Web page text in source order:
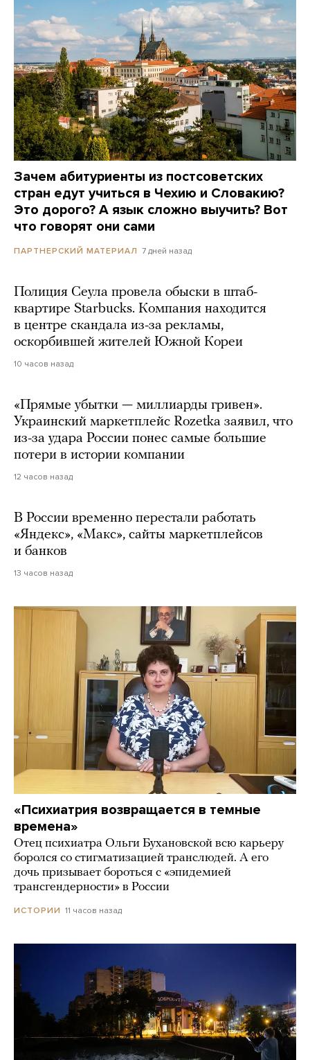
Зачем абитуриенты из постсоветских
стран едут учиться в Чехию и Словакию?
Это дорого? А язык сложно выучить? Вот
что говорят они сами
ПАРТНЕРСКИЙ МАТЕРИАЛ 7 дней назад
Полиция Сеула провела обыски в штаб-
квартире Starbucks. Компания находится
в центре скандала из-за рекламы,
оскорбившей жителей Южной Кореи
10 часов назад
«Прямые убытки — миллиарды гривен».
Украинский маркетплейс Rozetka заявил, что
из-за удара России понес самые большие
потери в истории компании
12 часов назад
В России временно перестали работать
«Яндекс», «Макс», сайты маркетплейсов
и банков
13 часов назад
«Психиатрия возвращается в темные
времена»
Отец психиатра Ольги Бухановской всю карьеру
боролся со стигматизацией транслюдей. А его
дочь призывает бороться с «эпидемией
трансгендерности» в России
ИСТОРИИ 11 часов назад